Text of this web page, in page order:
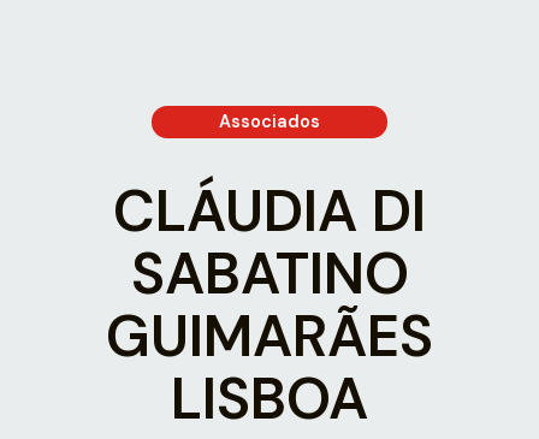
Associados
CLÁUDIA DI
SABATINO
GUIMARÃES
LISBOA